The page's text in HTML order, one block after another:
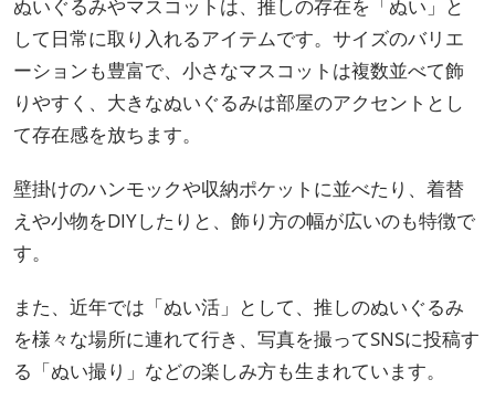
ぬいぐるみやマスコットは、推しの存在を「ぬい」と
して日常に取り入れるアイテムです。サイズのバリエ
ーションも豊富で、小さなマスコットは複数並べて飾
りやすく、大きなぬいぐるみは部屋のアクセントとし
て存在感を放ちます。
壁掛けのハンモックや収納ポケットに並べたり、着替
えや小物をDIYしたりと、飾り方の幅が広いのも特徴で
す。
また、近年では「ぬい活」として、推しのぬいぐるみ
を様々な場所に連れて行き、写真を撮ってSNSに投稿す
る「ぬい撮り」などの楽しみ方も生まれています。